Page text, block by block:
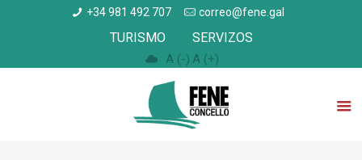
+34 981 492 707 correo@fene.gal
TURISMO SERVIZOS
A (-) A (+)